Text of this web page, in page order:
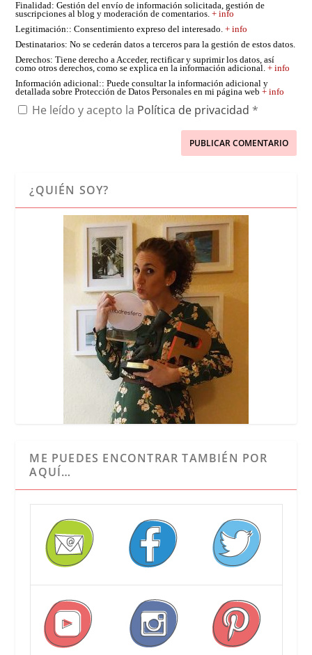
Finalidad: Gestión del envío de información solicitada, gestión de
suscripciones al blog y moderación de comentarios.+ info
Legitimación:: Consentimiento expreso del interesado.+ info
Destinatarios: No se cederán datos a terceros para la gestión de estos datos.
Derechos: Tiene derecho a Acceder, rectificar y suprimir los datos, así
como otros derechos, como se explica en la información adicional.+ info
Información adicional:: Puede consultar la información adicional y
detallada sobre Protección de Datos Personales en mi página web+ info
He leído y acepto la Política de privacidad *
¿QUIÉN SOY?
ME PUEDES ENCONTRAR TAMBIÉN POR
AQUÍ…